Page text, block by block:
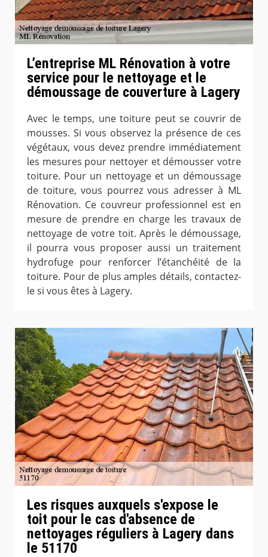
L’entreprise ML Rénovation à votre
service pour le nettoyage et le
démoussage de couverture à Lagery
Avec le temps, une toiture peut se couvrir de
mousses. Si vous observez la présence de ces
végétaux, vous devez prendre immédiatement
les mesures pour nettoyer et démousser votre
toiture. Pour un nettoyage et un démoussage
de toiture, vous pourrez vous adresser à ML
Rénovation. Ce couvreur professionnel est en
mesure de prendre en charge les travaux de
nettoyage de votre toit. Après le démoussage,
il pourra vous proposer aussi un traitement
hydrofuge pour renforcer l’étanchéité de la
toiture. Pour de plus amples détails, contactez-
le si vous êtes à Lagery.
Les risques auxquels s'expose le
toit pour le cas d'absence de
nettoyages réguliers à Lagery dans
le 51170